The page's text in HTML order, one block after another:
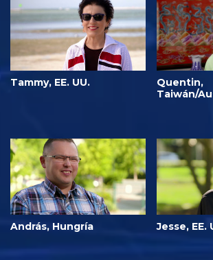
Tammy, EE. UU.
Quentin,
Taiwán/
András, Hungría Jesse, EE.